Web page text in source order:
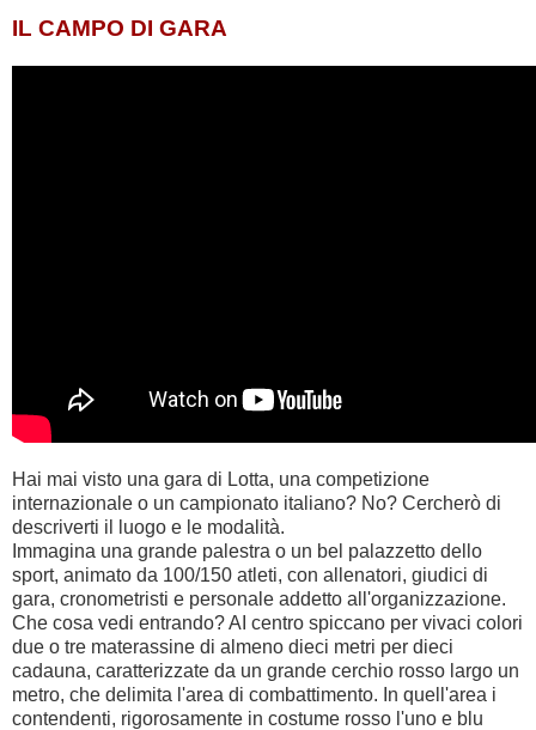
IL CAMPO DI GARA
Hai mai visto una gara di Lotta, una competizione
internazionale o un campionato italiano? No? Cercherò di
descriverti il luogo e le modalità.
Immagina una grande palestra o un bel palazzetto dello
sport, animato da 100/150 atleti, con allenatori, giudici di
gara, cronometristi e personale addetto all'organizzazione.
Che cosa vedi entrando? AI centro spiccano per vivaci colori
due o tre materassine di almeno dieci metri per dieci
cadauna, caratterizzate da un grande cerchio rosso largo un
metro, che delimita l'area di combattimento. In quell'area i
contendenti, rigorosamente in costume rosso l'uno e blu